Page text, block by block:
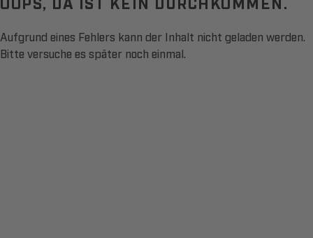
Aufgrund eines Fehlers kann der Inhalt nicht geladen werden.
Bitte versuche es später noch einmal.